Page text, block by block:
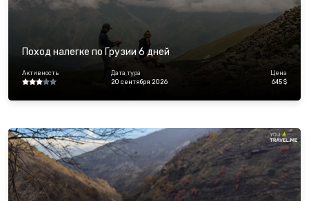
Поход налегке по Грузии 6 дней
Активность
Дата тура
20 сентября 2026
Цена
645 $